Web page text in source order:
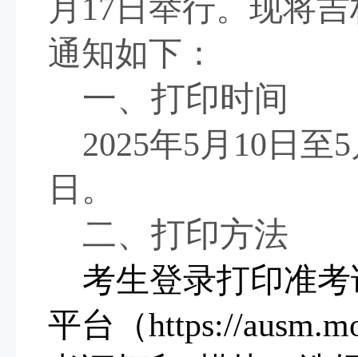
月 17 日 举行。现将
通知如下：
一、打印时间
2025年5月 10 日至5
日。
二、打印方法
考生登录打印准
平台（https://